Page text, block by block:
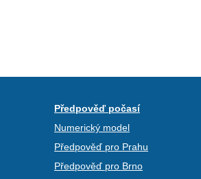
Předpověď počasí
Numerický model
Předpověď pro Prahu
Předpověď pro Brno